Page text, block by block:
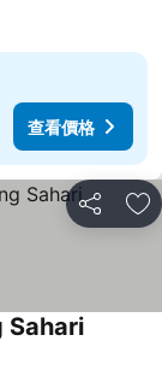
查看價格
分享 加
Sahari